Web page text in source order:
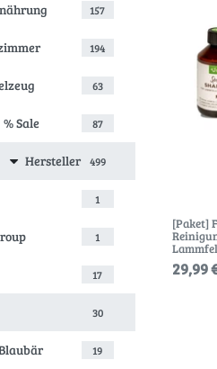
157
194
63
% Sale 87
Hersteller 499
1
1
17
30
19
[Paket]
29,99